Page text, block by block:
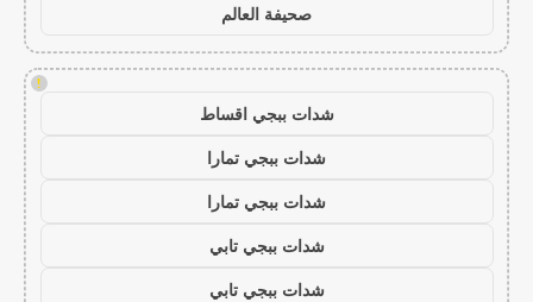
صحيفة العالم
!
شدات ببجي اقساط
شدات ببجي تمارا
شدات ببجي تمارا
شدات ببجي تابي
شدات ببجي تابي